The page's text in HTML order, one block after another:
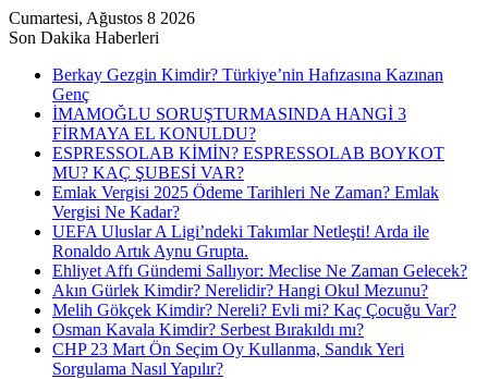
Cumartesi, Ağustos 8 2026
Son Dakika Haberleri
Berkay Gezgin Kimdir? Türkiye’nin Hafızasına Kazınan
Genç
İMAMOĞLU SORUŞTURMASINDA HANGİ 3
FİRMAYA EL KONULDU?
ESPRESSOLAB KİMİN? ESPRESSOLAB BOYKOT
MU? KAÇ ŞUBESİ VAR?
Emlak Vergisi 2025 Ödeme Tarihleri Ne Zaman? Emlak
Vergisi Ne Kadar?
UEFA Uluslar A Ligi’ndeki Takımlar Netleşti! Arda ile
Ronaldo Artık Aynu Grupta.
Ehliyet Affı Gündemi Sallıyor: Meclise Ne Zaman Gelecek?
Akın Gürlek Kimdir? Nerelidir? Hangi Okul Mezunu?
Melih Gökçek Kimdir? Nereli? Evli mi? Kaç Çocuğu Var?
Osman Kavala Kimdir? Serbest Bırakıldı mı?
CHP 23 Mart Ön Seçim Oy Kullanma, Sandık Yeri
Sorgulama Nasıl Yapılır?